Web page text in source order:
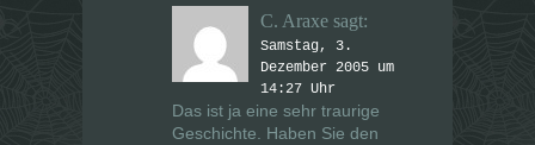
C. Araxe sagt:
Samstag, 3.
Dezember 2005 um
14:27 Uhr
Das ist ja eine sehr traurige
Geschichte. Haben Sie den